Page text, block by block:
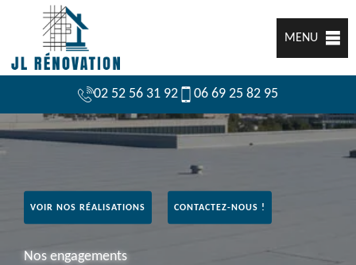
MENU
02 52 56 31 92 06 69 25 82 95
VOIR NOS RÉALISATIONS CONTACTEZ-NOUS !
Nos engagements